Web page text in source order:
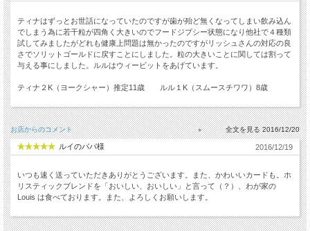
ティナはずっとお世話になっていたのですが歯が殆ど無くなってしまい飲み込ん
でしまう為に若干粒が四角く大きいのでフードジプシー状態になり他社で４種類
試してみましたがどれも健康上問題は無かったのですがリッシュさんの対応の良
さでソリットゴールドに戻すことにしました。粒の大きいことに関しては割って
与える事にしました。ルルはウィービットをあげています。
ティナ２K（ヨークシャー）推定11歳 ルル１K（スムースチワワ）8歳
お店からのコメント 2016/12/20
ルイのパパ様 2016/12/19
いつも速く送っていただきありがとうございます。また、かわいいカードも。ホ
リスティックブレンドを「おいしい、おいしい」と言って（？）、わが家の
Louis は食べております。また、よろしくお願いします。